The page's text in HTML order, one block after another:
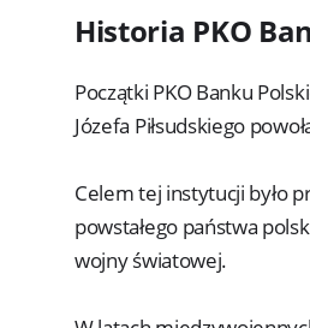
Historia PKO
Początki PKO Banku
Józefa Piłsudskiego
Celem tej instytucji było
powstałego państwa
wojny światowej.